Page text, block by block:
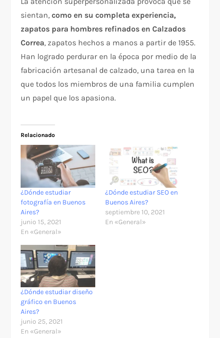
sientan, como en su completa experiencia,
zapatos para hombres refinados en Calzados
Correa, zapatos hechos a manos a partir de 1955.
Han logrado perdurar en la época por medio de la
fabricación artesanal de calzado, una tarea en la
que todos los miembros de una familia cumplen
un papel que los apasiona.
Relacionado
¿Dónde estudiar
fotografía en Buenos
Aires?
junio 15, 2021
En «General»
¿Dónde estudiar SEO en
Buenos Aires?
septiembre 10, 2021
En «General»
¿Dónde estudiar diseño
gráfico en Buenos
Aires?
junio 25, 2021
En «General»